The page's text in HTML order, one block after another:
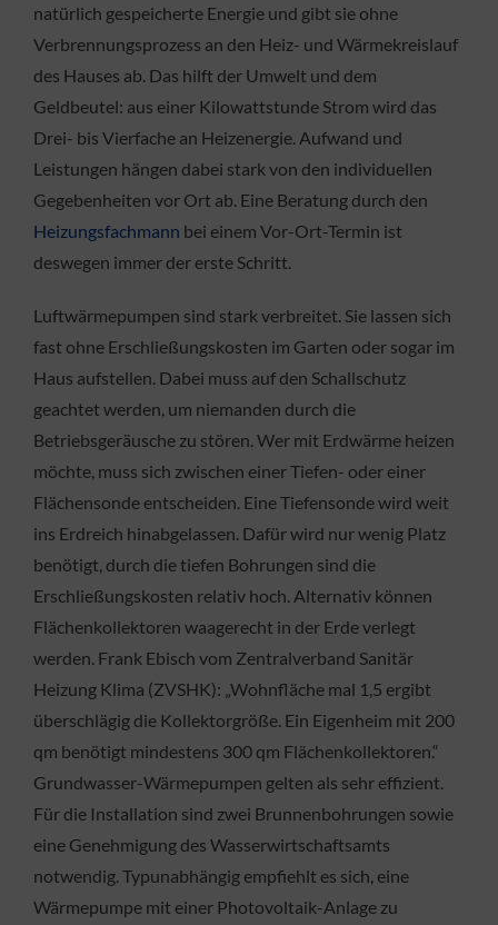
natürlich gespeicherte Energie und gibt sie ohne
Verbrennungsprozess an den Heiz- und Wärmekreislauf
des Hauses ab. Das hilft der Umwelt und dem
Geldbeutel: aus einer Kilowattstunde Strom wird das
Drei- bis Vierfache an Heizenergie. Aufwand und
Leistungen hängen dabei stark von den individuellen
Gegebenheiten vor Ort ab. Eine Beratung durch den
Heizungsfachmann bei einem Vor-Ort-Termin ist
deswegen immer der erste Schritt.
Luftwärmepumpen sind stark verbreitet. Sie lassen sich
fast ohne Erschließungskosten im Garten oder sogar im
Haus aufstellen. Dabei muss auf den Schallschutz
geachtet werden, um niemanden durch die
Betriebsgeräusche zu stören. Wer mit Erdwärme heizen
möchte, muss sich zwischen einer Tiefen- oder einer
Flächensonde entscheiden. Eine Tiefensonde wird weit
ins Erdreich hinabgelassen. Dafür wird nur wenig Platz
benötigt, durch die tiefen Bohrungen sind die
Erschließungskosten relativ hoch. Alternativ können
Flächenkollektoren waagerecht in der Erde verlegt
werden. Frank Ebisch vom Zentralverband Sanitär
Heizung Klima (ZVSHK): „Wohnfläche mal 1,5 ergibt
überschlägig die Kollektorgröße. Ein Eigenheim mit 200
qm benötigt mindestens 300 qm Flächenkollektoren.“
Grundwasser-Wärmepumpen gelten als sehr effizient.
Für die Installation sind zwei Brunnenbohrungen sowie
eine Genehmigung des Wasserwirtschaftsamts
notwendig. Typunabhängig empfiehlt es sich, eine
Wärmepumpe mit einer Photovoltaik-Anlage zu